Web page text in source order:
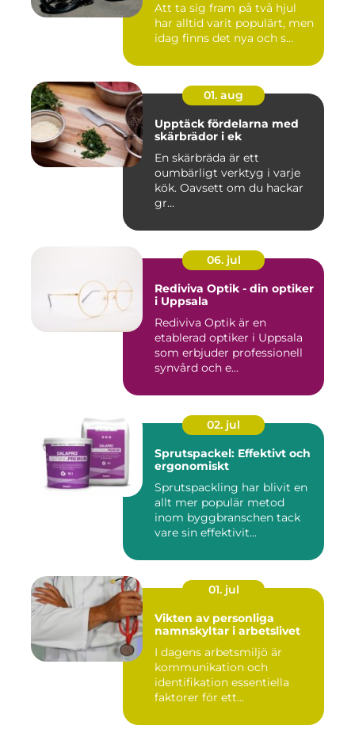
Att ta sig fram på två hjul
har alltid varit populärt, men
idag finns det nya och s...
01. aug
Upptäck fördelarna med
skärbrädor i ek
En skärbräda är ett
oumbärligt verktyg i varje
kök. Oavsett om du hackar
gr...
06. jul
Rediviva Optik - din optiker
i Uppsala
Rediviva Optik är en
etablerad optiker i Uppsala
som erbjuder professionell
synvård och e...
02. jul
Sprutspackel: Effektivt och
ergonomiskt
Sprutspackling har blivit en
allt mer populär metod
inom byggbranschen tack
vare sin effektivit...
01. jul
Vikten av personliga
namnskyltar i arbetslivet
I dagens arbetsmiljö är
kommunikation och
identifikation essentiella
faktorer för ett...